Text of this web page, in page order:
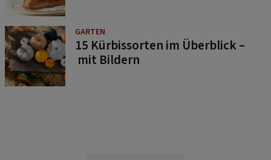
GARTEN
15 Kürbissorten im Überblick –
mit Bildern